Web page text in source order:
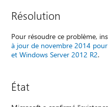
Résolution
Pour résoudre ce problème,
à jour de novembre 2014
et Windows Server 2012 R2.
État